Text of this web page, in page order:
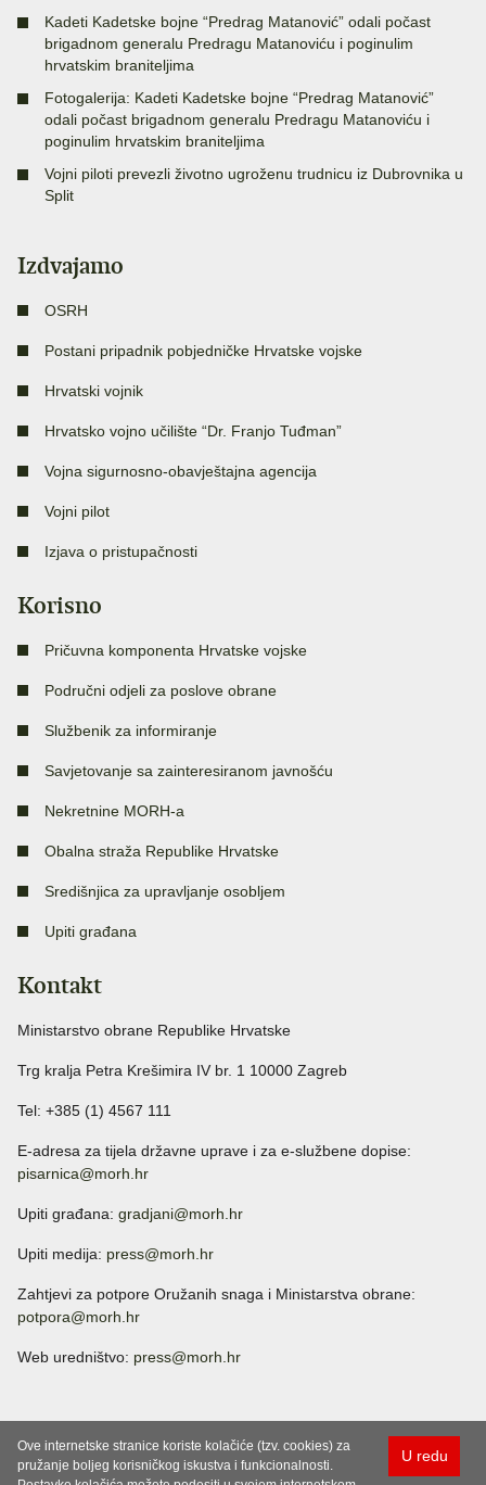
Kadeti Kadetske bojne “Predrag Matanović” odali počast
brigadnom generalu Predragu Matanoviću i poginulim
hrvatskim braniteljima
Fotogalerija: Kadeti Kadetske bojne “Predrag Matanović”
odali počast brigadnom generalu Predragu Matanoviću i
poginulim hrvatskim braniteljima
Vojni piloti prevezli životno ugroženu trudnicu iz Dubrovnika u
Split
Izdvajamo
OSRH
Postani pripadnik pobjedničke Hrvatske vojske
Hrvatski vojnik
Hrvatsko vojno učilište “Dr. Franjo Tuđman”
Vojna sigurnosno-obavještajna agencija
Vojni pilot
Izjava o pristupačnosti
Korisno
Pričuvna komponenta Hrvatske vojske
Područni odjeli za poslove obrane
Službenik za informiranje
Savjetovanje sa zainteresiranom javnošću
Nekretnine MORH-a
Obalna straža Republike Hrvatske
Središnjica za upravljanje osobljem
Upiti građana
Kontakt
Ministarstvo obrane Republike Hrvatske
Trg kralja Petra Krešimira IV br. 1 10000 Zagreb
Tel: +385 (1) 4567 111
E-adresa za tijela državne uprave i za e-službene dopise:
pisarnica@morh.hr
Upiti građana: gradjani@morh.hr
Upiti medija: press@morh.hr
Zahtjevi za potpore Oružanih snaga i Ministarstva obrane:
potpora@morh.hr
Web uredništvo: press@morh.hr
U redu
Ove internetske stranice koriste kolačiće (tzv. cookies) za
pružanje boljeg korisničkog iskustva i funkcionalnosti.